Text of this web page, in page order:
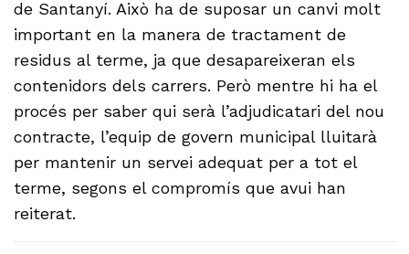
de Santanyí. Això ha de suposar un canvi molt
important en la manera de tractament de
residus al terme, ja que desapareixeran els
contenidors dels carrers. Però mentre hi ha el
procés per saber qui serà l’adjudicatari del nou
contracte, l’equip de govern municipal lluitarà
per mantenir un servei adequat per a tot el
terme, segons el compromís que avui han
reiterat.